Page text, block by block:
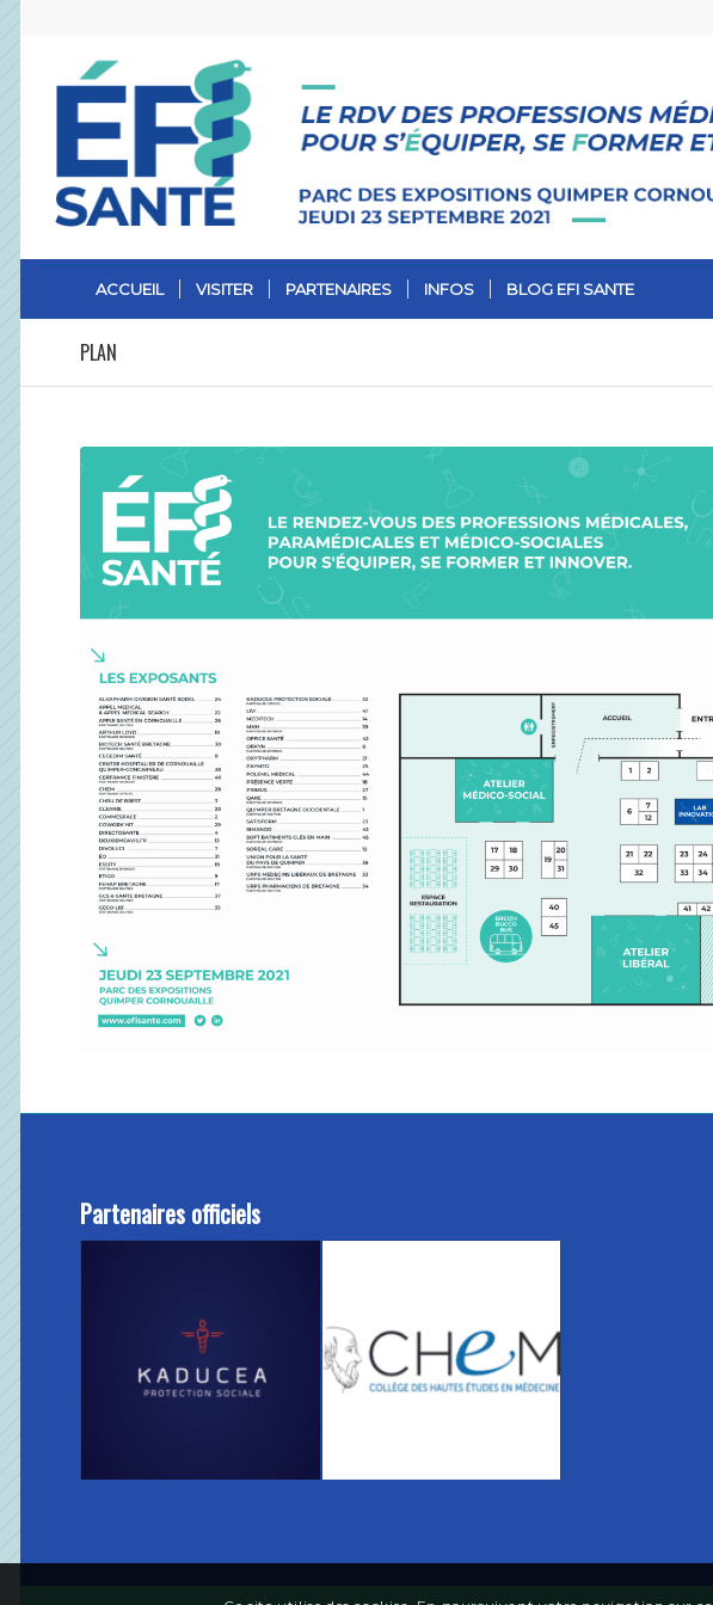
ACCUEIL VISITER PARTENAIRES INFOS BLOG EFI SANTE
PLAN
Partenaires officiels